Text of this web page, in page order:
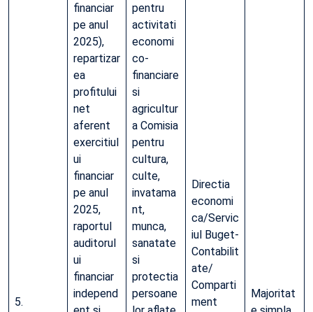
5.
financiar
pe anul
2025),
repartizar
ea
profitului
net
aferent
exercitiul
ui
financiar
pe anul
2025,
raportul
auditorul
ui
financiar
independ
pentru
activitati
economi
co-
financiare
si
agricultur
a Comisia
pentru
cultura,
culte,
invatama
nt,
munca,
sanatate
si
protectia
persoane
Directia
economi
ca/Servic
iul Buget-
Contabilit
ate/
Comparti
ment
Majoritat